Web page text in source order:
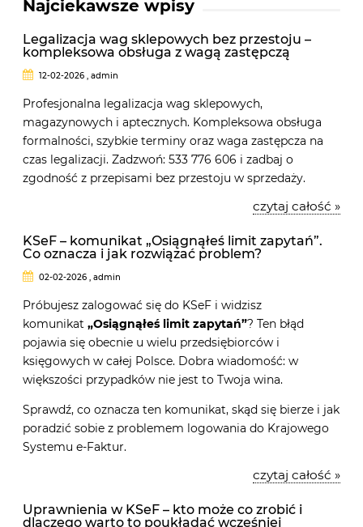
Najciekawsze wpisy
Legalizacja wag sklepowych bez przestoju –
kompleksowa obsługa z wagą zastępczą
12-02-2026 , admin
Profesjonalna legalizacja wag sklepowych,
magazynowych i aptecznych. Kompleksowa obsługa
formalności, szybkie terminy oraz waga zastępcza na
czas legalizacji. Zadzwoń: 533 776 606 i zadbaj o
zgodność z przepisami bez przestoju w sprzedaży.
czytaj całość »
KSeF – komunikat „Osiągnąłeś limit zapytań”.
Co oznacza i jak rozwiązać problem?
02-02-2026 , admin
Próbujesz zalogować się do KSeF i widzisz
komunikat „Osiągnąłeś limit zapytań”? Ten błąd
pojawia się obecnie u wielu przedsiębiorców i
księgowych w całej Polsce. Dobra wiadomość: w
większości przypadków nie jest to Twoja wina.
Sprawdź, co oznacza ten komunikat, skąd się bierze i jak
poradzić sobie z problemem logowania do Krajowego
Systemu e-Faktur.
czytaj całość »
Uprawnienia w KSeF – kto może co zrobić i
dlaczego warto to poukładać wcześniej